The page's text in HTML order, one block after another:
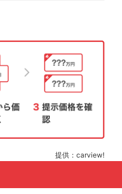
提供：carview!